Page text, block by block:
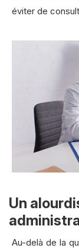
éviter de
Un
Au-delà de la